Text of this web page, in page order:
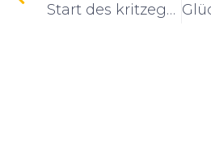
Start des kritzegrünen Funmobils in der Nordstadt